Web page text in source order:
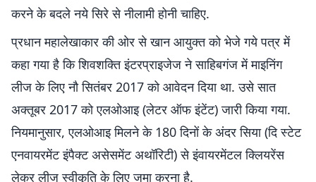
करने के बदले नये सिरे से नीलामी होनी चाहिए.
प्रधान महालेखाकार की ओर से खान आयुक्त को भेजे गये पत्र में
कहा गया है कि शिवशक्ति इंटरप्राइजेज ने साहिबगंज में माइनिंग
लीज के लिए नौ सितंबर 2017 को आवेदन दिया था. उसे सात
अक्तूबर 2017 को एलओआइ (लेटर ऑफ इंटेंट) जारी किया गया.
नियमानुसार, एलओआइ मिलने के 180 दिनों के अंदर सिया (दि स्टेट
एनवायरमेंट इंपैक्ट असेसमेंट अथॉरिटी) से इंवायरमेंटल क्लियरेंस
लेकर लीज स्वीकृति के लिए जमा करना है.